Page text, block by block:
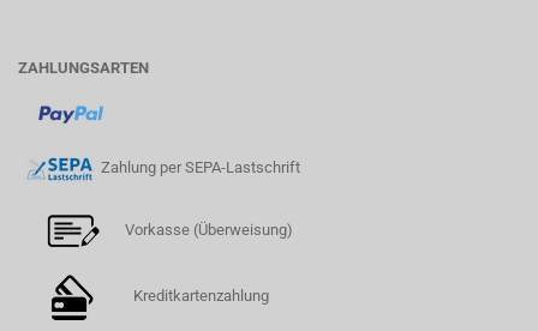
ZAHLUNGSARTEN
Zahlung per SEPA-Lastschrift
Vorkasse (Überweisung)
Kreditkartenzahlung